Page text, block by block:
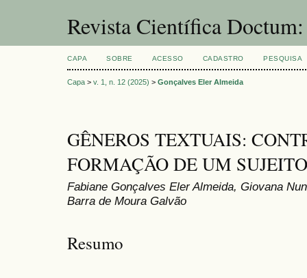
Revista Científica
CAPA SOBRE ACESSO CADASTRO PESQUISA
Capa > v. 1, n. 12 (2025) > Gonçalves Eler Almeida
GÊNEROS TEXTUAIS:
FORMAÇÃO DE UM
Fabiane Gonçalves Eler Almeida, Giovana
Barra de Moura Galvão
Resumo